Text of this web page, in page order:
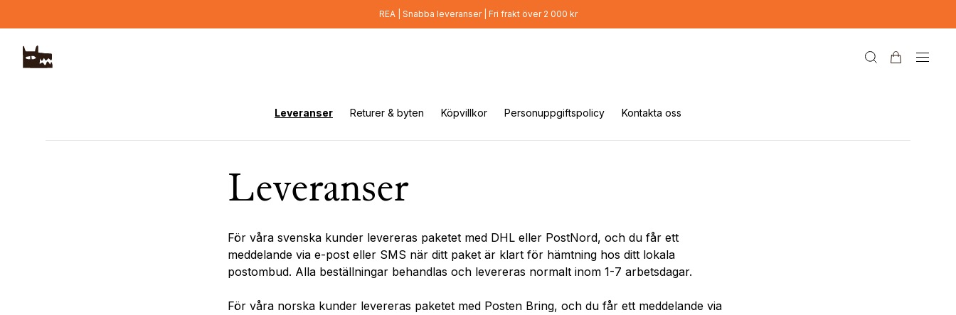
REA | Snabba leveranser | Fri frakt över 2 000 kr
Leveranser Returer & byten Köpvillkor Personuppgiftspolicy Kontakta oss
Leveranser
För våra svenska kunder levereras paketet med DHL eller PostNord, och du får ett
meddelande via e-post eller SMS när ditt paket är klart för hämtning hos ditt lokala
postombud. Alla beställningar behandlas och levereras normalt inom 1-7 arbetsdagar.
För våra norska kunder levereras paketet med Posten Bring, och du får ett meddelande via